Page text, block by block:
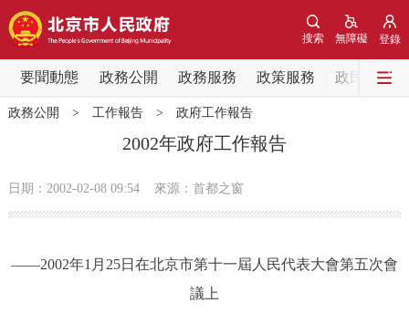
登錄
無障礙
搜索
要聞動態 政務公開 政務服務 政策服務 政民互動
要聞動態
黨中央精神 國務院資訊
政務公開
政務公開 > 工作報告> 政府工作報告
2002年政府工作報告
日期：2002-02-08 09:54 來源：首都之窗
——2002年1月25日在北京市第十一屆人民代表大會第五次會
議上